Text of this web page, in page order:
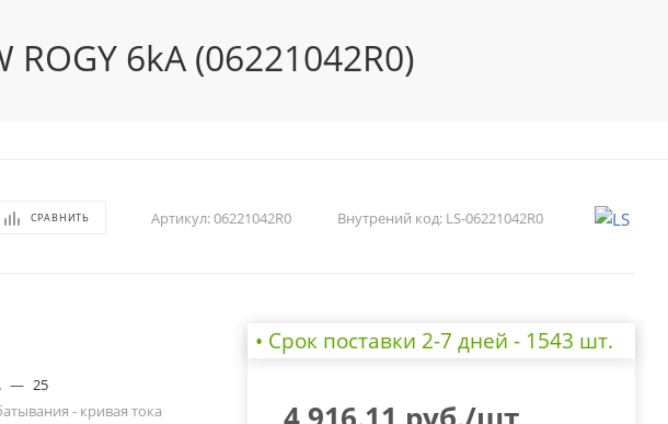
ROGY 6kA (06221042R0)
СРАВНИТЬ Артикул:06221042R0 Внутрений код: LS-06221042R0
— 25
- кривая тока
• Cрок поставки 2-7 дней - 1543 шт.